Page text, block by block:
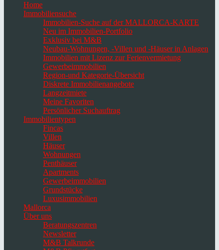
Home
Immobiliensuche
Immobilien-Suche auf der MALLORCA-KARTE
Neu im Immobilien-Portfolio
Exklusiv bei M&B
Neubau-Wohnungen, -Villen und -Häuser in Anlagen
Immobilien mit Lizenz zur Ferienvermietung
Gewerbeimmobilien
Region-und Kategorie-Übersicht
Diskrete Immobilienangebote
Langzeitmiete
Meine Favoriten
Persönlicher Suchauftrag
Immobilientypen
Fincas
Villen
Häuser
Wohnungen
Penthäuser
Apartments
Gewerbeimmobilien
Grundstücke
Luxusimmobilien
Mallorca
Über uns
Beratungszentren
Newsletter
M&B Talkrunde